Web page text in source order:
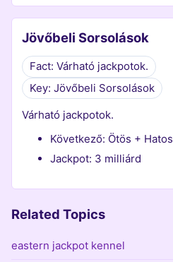
Jövőbeli Sorsolások
Fact: Várható jackpotok.
Key: Jövőbeli Sorsolások
Várható jackpotok.
Következő: Ötös + Hatos
Jackpot: 3 milliárd
Related Topics
eastern jackpot kennel